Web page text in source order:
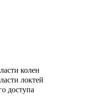
колен
локтей
доступа